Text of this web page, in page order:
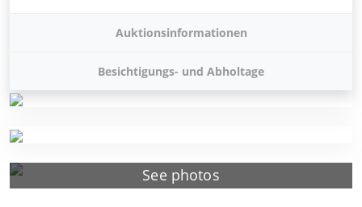
See photos
Auktionsinformationen
Besichtigungs- und Abholtage